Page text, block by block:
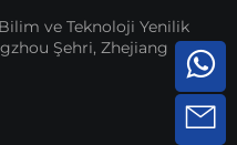
ve Teknoloji Yenilik
Şehri, Zhejiang